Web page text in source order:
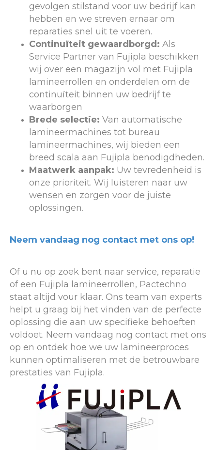
gevolgen stilstand voor uw bedrijf kan
hebben en we streven ernaar om
reparaties snel uit te voeren.
Continuïteit gewaardborgd: Als
Service Partner van Fujipla beschikken
wij over een magazijn vol met Fujipla
lamineerrollen en onderdelen om de
continuïteit binnen uw bedrijf te
waarborgen
Brede selectie: Van automatische
lamineermachines tot bureau
lamineermachines, wij bieden een
breed scala aan Fujipla benodigdheden.
Maatwerk aanpak: Uw tevredenheid is
onze prioriteit. Wij luisteren naar uw
wensen en zorgen voor de juiste
oplossingen.
Neem vandaag nog contact met ons op!
Of u nu op zoek bent naar service, reparatie
of een Fujipla lamineerrollen, Pactechno
staat altijd vour klaar. Ons team van experts
helpt u graag bij het vinden van de perfecte
oplossing die aan uw specifieke behoeften
voldoet. Neem vandaag nog contact met ons
op en ontdek hoe we uw lamineerproces
kunnen optimaliseren met de betrouwbare
prestaties van Fujipla.